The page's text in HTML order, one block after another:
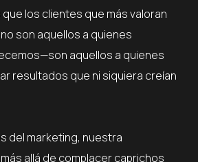
los clientes que más valoran
son aquellos a quienes
aquellos a quienes
resultados que ni siquiera creían
del marketing, nuestra
allá de complacer caprichos